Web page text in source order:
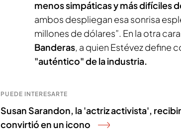
menos simpáticas y más difíciles
ambos despliegan esa sonrisa
millones de dólares”. En la otra
Banderas, a quien Estévez define
"auténtico" de la industria.
PUEDE INTERESARTE
Susan Sarandon, la 'actriz activista',
convirtió en un icono